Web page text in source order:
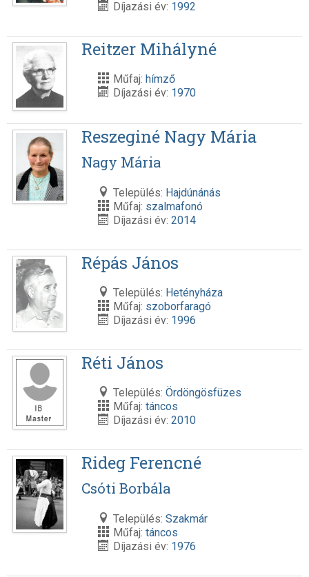
Díjazási év: 1992
Reitzer Mihályné
Műfaj: hímző
Díjazási év: 1970
Reszeginé Nagy Mária
Nagy Mária
Település: Hajdúnánás
Műfaj: szalmafonó
Díjazási év: 2014
Répás János
Település: Hetényháza
Műfaj: szoborfaragó
Díjazási év: 1996
Réti János
Település: Ördöngösfüzes
Műfaj: táncos
Díjazási év: 2010
Rideg Ferencné
Csóti Borbála
Település: Szakmár
Műfaj: táncos
Díjazási év: 1976